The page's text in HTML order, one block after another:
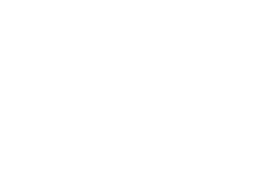
Cámara de
bueno con